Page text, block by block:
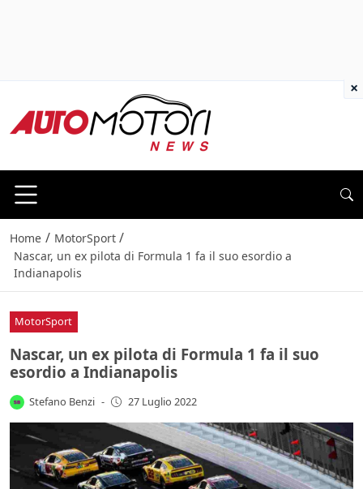
Home / MotorSport /
Nascar, un ex pilota di Formula 1 fa il suo esordio a
Indianapolis
MotorSport
Nascar, un ex pilota di Formula 1 fa il suo
esordio a Indianapolis
Stefano Benzi - 27 Luglio 2022
×